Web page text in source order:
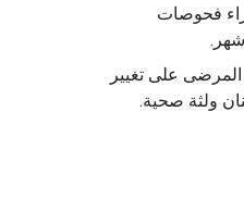
فحوصات
على تغيير
ولثة صحية.